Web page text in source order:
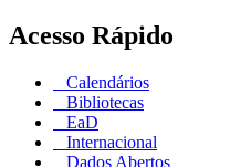
Acesso Rápido
Calendários
Bibliotecas
EaD
Internacional
Dados Abertos